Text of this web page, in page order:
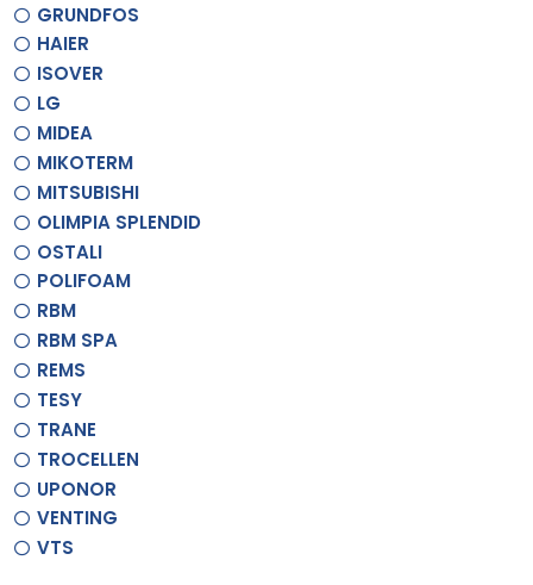
GRUNDFOS
HAIER
ISOVER
LG
MIDEA
MIKOTERM
MITSUBISHI
OLIMPIA SPLENDID
OSTALI
POLIFOAM
RBM
RBM SPA
REMS
TESY
TRANE
TROCELLEN
UPONOR
VENTING
VTS